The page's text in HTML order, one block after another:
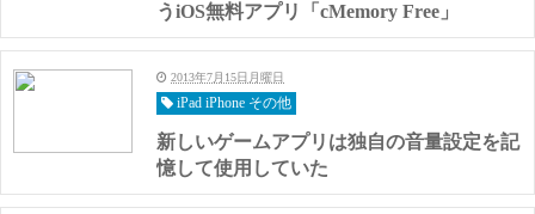
うiOS無料アプリ「cMemory Free」
2013年7月15日月曜日
iPad iPhone その他
新しいゲームアプリは独自の音量設定を記
憶して使用していた